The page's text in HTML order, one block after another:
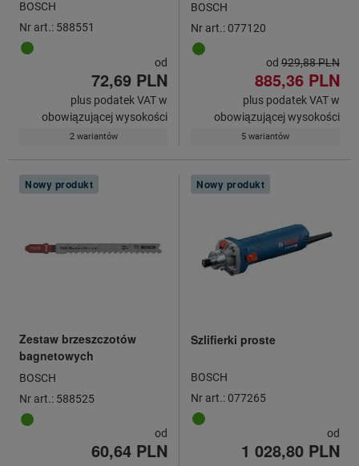
BOSCH
Nr art.: 588551
od
72,69 PLN
plus podatek VAT w
obowiązującej wysokości
2 wariantów
BOSCH
Nr art.: 077120
od 929,88 PLN
885,36 PLN
plus podatek VAT w
obowiązującej wysokości
5 wariantów
Nowy produkt
Zestaw brzeszczotów
bagnetowych
BOSCH
Nr art.: 588525
od
60,64 PLN
Nowy produkt
Szlifierki proste
BOSCH
Nr art.: 077265
od
1 028,80 PLN